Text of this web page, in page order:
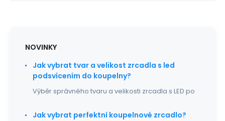
NOVINKY
Jak vybrat tvar a velikost zrcadla s led
podsvícením do koupelny?
Výběr správného tvaru a velikosti zrcadla s LED po
Jak vybrat perfektní koupelnové zrcadlo?